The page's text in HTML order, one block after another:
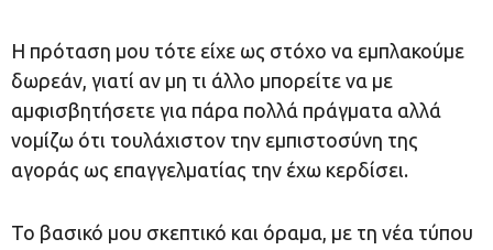
Η πρόταση μου τότε είχε ως στόχο να εμπλακούμε
δωρεάν, γιατί αν μη τι άλλο μπορείτε να με
αμφισβητήσετε για πάρα πολλά πράγματα αλλά
νομίζω ότι τουλάχιστον την εμπιστοσύνη της
αγοράς ως επαγγελματίας την έχω κερδίσει.
Το βασικό μου σκεπτικό και όραμα, με τη νέα τύπου